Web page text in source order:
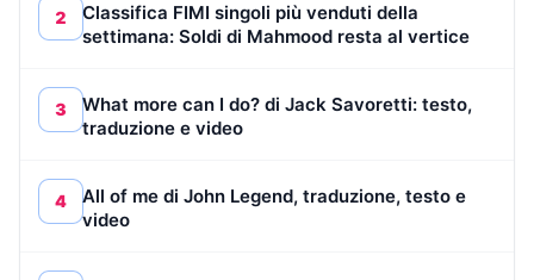
2
Classifica FIMI singoli più venduti della
settimana: Soldi di Mahmood resta al vertice
3
What more can I do? di Jack Savoretti: testo,
traduzione e video
4
All of me di John Legend, traduzione, testo e
video